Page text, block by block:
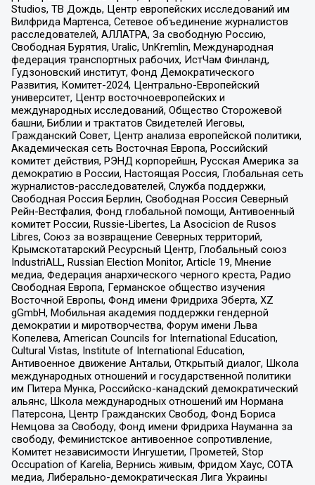
Studios, ТВ Дождь, Центр европейских исследований им
Вилфрида Мартенса, Сетевое объединение журналистов
расследователей, АЛЛАТРА, За свободную Россию,
Свободная Бурятия, Uralic, UnKremlin, Международная
федерация транспортных рабочих, ИстЧам Финланд,
Гудзоновский институт, Фонд Демократического
Развития, Комитет-2024, Центрально-Европейский
университет, Центр восточноевропейских и
международных исследований, Общество Сторожевой
башни, Библии и трактатов Свидетелей Иеговы,
Гражданский Совет, Центр анализа европейской политики,
Академическая сеть Восточная Европа, Российский
комитет действия, РЭНД корпорейшн, Русская Америка за
демократию в России, Настоящая Россия, Глобальная сеть
журналистов-расследователей, Служба поддержки,
Свободная Россия Берлин, Свободная Россия Северный
Рейн-Вестфалия, Фонд глобальной помощи, Антивоенный
комитет России, Russie-Libertes, La Asocicion de Rusos
Libres, Союз за возвращение Северных территорий,
Крымскотатарский Ресурсный Центр, Глобальный союз
IndustriALL, Russian Election Monitor, Article 19, Мнение
медиа, Федерация анархического черного креста, Радио
Свободная Европа, Германское общество изучения
Восточной Европы, Фонд имени Фридриха Эберта, XZ
gGmbH, Мобильная академия поддержки гендерной
демократии и миротворчества, Форум имени Льва
Копелева, American Councils for International Education,
Cultural Vistas, Institute of International Education,
Антивоенное движение Антальи, Открытый диалог, Школа
международных отношений и государственной политики
им Питера Мунка, Российско-канадский демократический
альянс, Школа международных отношений им Нормана
Патерсона, Центр Гражданских Свобод, Фонд Бориса
Немцова за Свободу, Фонд имени Фридриха Науманна за
свободу, Феминистское антивоенное сопротивление,
Комитет независимости Ингушетии, Прометей, Stop
Occupation of Karelia, Вернись живым, Фридом Хаус, СОТА
медиа, Либерально-демократическая Лига Украины